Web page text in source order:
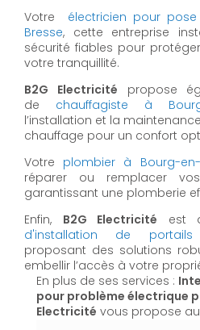
Votre électricien pour
Bresse, cette entreprise
sécurité fiables pour
votre tranquillité.
B2G Electricité propose
de chauffagiste à
l’installation et la
chauffage pour un confort
Votre plombier à Bourg-en-
réparer ou remplacer
garantissant une plomberie
Enfin, B2G Electricité est
d'installation de portails
proposant des solutions
embellir l’accès à votre
En plus de ses services :
pour problème électrique
Electricité vous propose